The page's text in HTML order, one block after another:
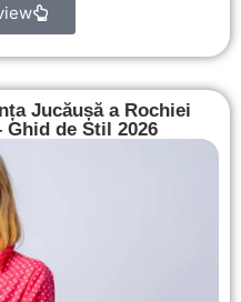
Jucăușă a Rochiei
Ghid de Stil 2026